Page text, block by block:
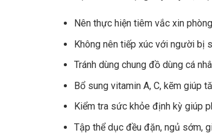
Nên thực hiện tiêm vắc xin
Không nên tiếp xúc với người bị
Tránh dùng chung đồ dùng cá
Bổ sung vitamin A, C, kẽm giúp
Kiểm tra sức khỏe định kỳ giúp
Tập thể dục đều đặn, ngủ sớm,